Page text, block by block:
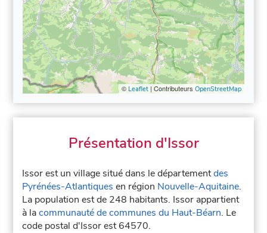
© Leaflet| Contributeurs OpenStreetMap
Présentation d'Issor
Issor est un village situé dans le départementdes
Pyrénées-Atlantiques en région Nouvelle-Aquitaine.
La population est de 248 habitants. Issor appartient
à lacommunauté de communes du Haut-Béarn. Le
code postal d'Issor est 64570.